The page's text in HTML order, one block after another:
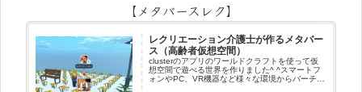
【メタバースレク】
レクリエーション介護士が作るメタバー
ス（高齢者仮想空間）
clusterのアプリのワールドクラフトを使って仮
想空間で遊べる世界を作りました^ ^スマートフ
ォンやPC、VR機器など様々な環境からバーチャ